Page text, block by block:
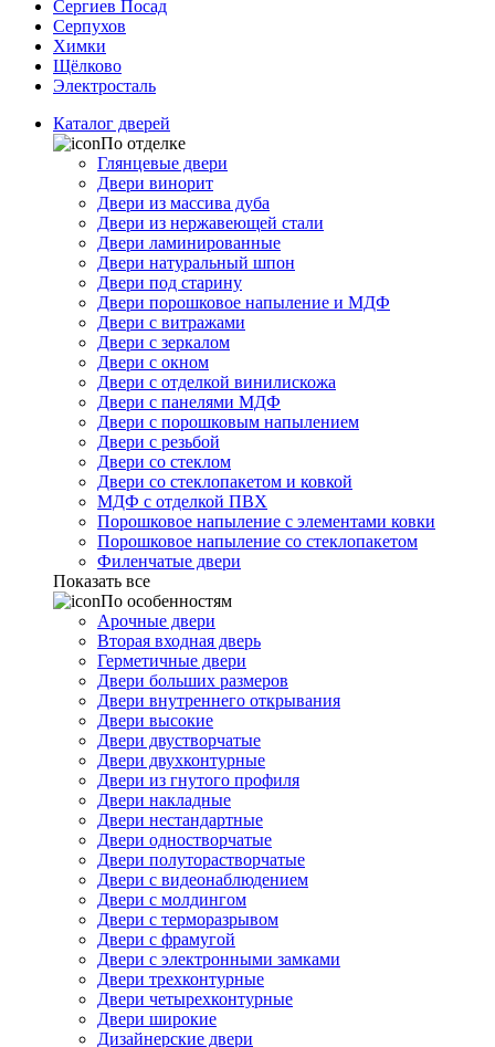
Сергиев Посад
Серпухов
Химки
Щёлково
Электросталь
Каталог дверей
По отделке
Глянцевые двери
Двери винорит
Двери из массива дуба
Двери из нержавеющей стали
Двери ламинированные
Двери натуральный шпон
Двери под старину
Двери порошковое напыление и МДФ
Двери с витражами
Двери с зеркалом
Двери с окном
Двери с отделкой винилискожа
Двери с панелями МДФ
Двери с порошковым напылением
Двери с резьбой
Двери со стеклом
Двери со стеклопакетом и ковкой
МДФ с отделкой ПВХ
Порошковое напыление с элементами ковки
Порошковое напыление со стеклопакетом
Филенчатые двери
Показать все
По особенностям
Арочные двери
Вторая входная дверь
Герметичные двери
Двери больших размеров
Двери внутреннего открывания
Двери высокие
Двери двустворчатые
Двери двухконтурные
Двери из гнутого профиля
Двери накладные
Двери нестандартные
Двери одностворчатые
Двери полуторастворчатые
Двери с видеонаблюдением
Двери с молдингом
Двери с терморазрывом
Двери с фрамугой
Двери с электронными замками
Двери трехконтурные
Двери четырехконтурные
Двери широкие
Дизайнерские двери